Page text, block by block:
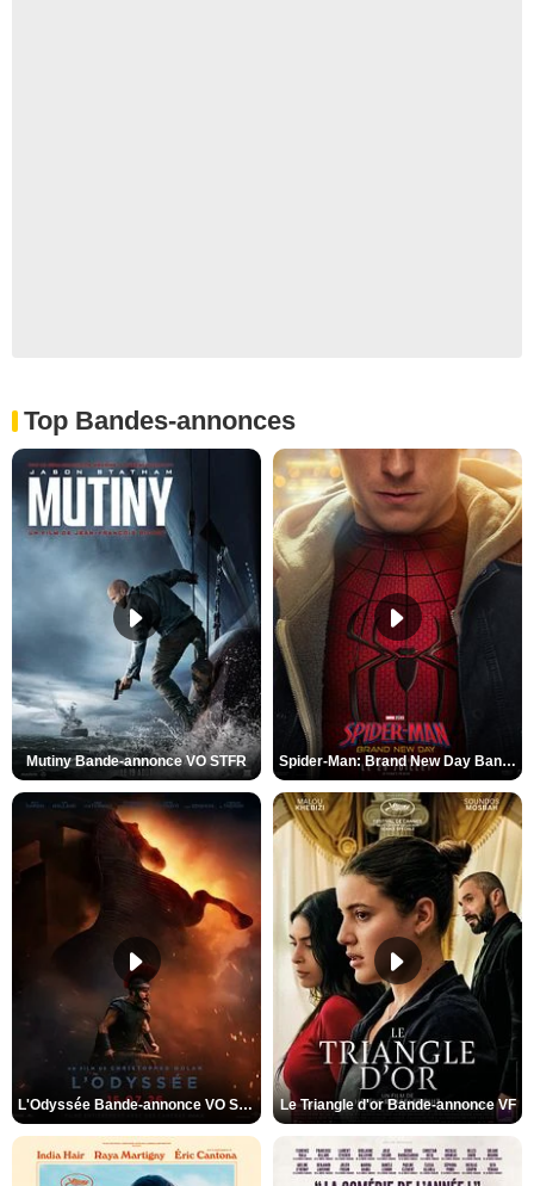
Top Bandes-annonces
Mutiny Bande-annonce VO STFR Spider-Man: Brand New Day Bande-annonce VO STFR
L'Odyssée Bande-annonce VO STFR Le Triangle d'or Bande-annonce VF